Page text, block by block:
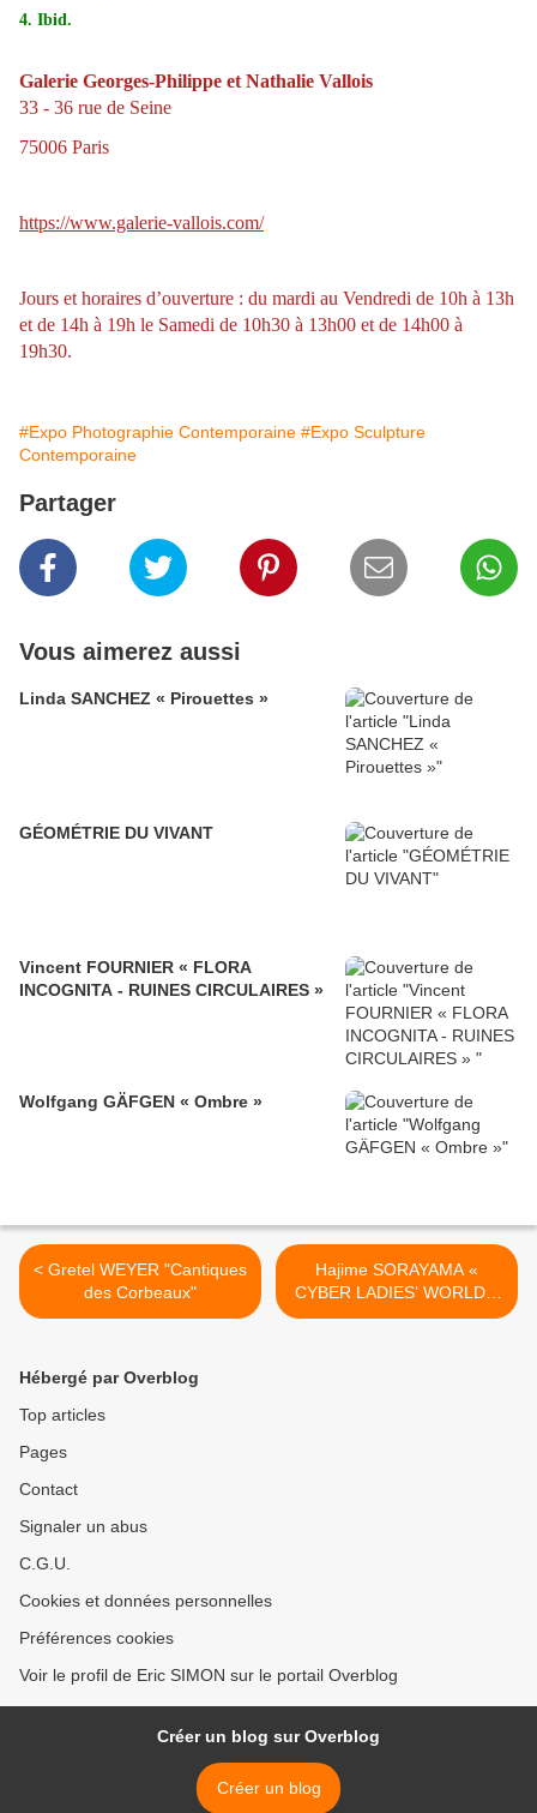
4. Ibid.
Galerie Georges-Philippe et Nathalie Vallois
33 - 36 rue de Seine
75006 Paris
https://www.galerie-vallois.com/
Jours et horaires d’ouverture : du mardi au Vendredi de 10h à 13h
et de 14h à 19h le Samedi de 10h30 à 13h00 et de 14h00 à
19h30.
#Expo Photographie Contemporaine #Expo Sculpture
Contemporaine
Partager
Vous aimerez aussi
Linda SANCHEZ « Pirouettes »
GÉOMÉTRIE DU VIVANT
Vincent FOURNIER « FLORA
INCOGNITA - RUINES CIRCULAIRES »
Wolfgang GÄFGEN « Ombre »
< Gretel WEYER "Cantiques
des Corbeaux"
Hajime SORAYAMA «
CYBER LADIES’ WORLD »
>
Hébergé par Overblog
Top articles
Pages
Contact
Signaler un abus
C.G.U.
Cookies et données personnelles
Préférences cookies
Voir le profil de Eric SIMON sur le portail Overblog
Créer un blog sur Overblog
Créer un blog